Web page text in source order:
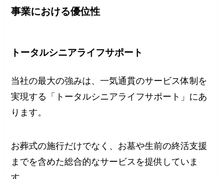
事業における優位性
トータルシニアライフサポート
当社の最大の強みは、一気通貫のサービス体制を
実現する「トータルシニアライフサポート」にあ
ります。
お葬式の施行だけでなく、お墓や生前の終活支援
までを含めた総合的なサービスを提供していま